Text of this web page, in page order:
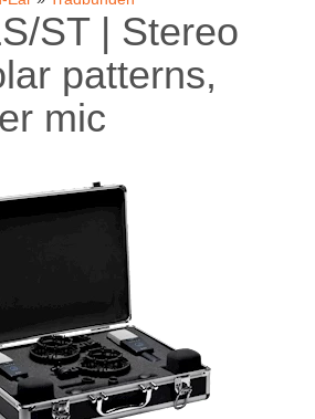
ST | Stereo
patterns,
mic